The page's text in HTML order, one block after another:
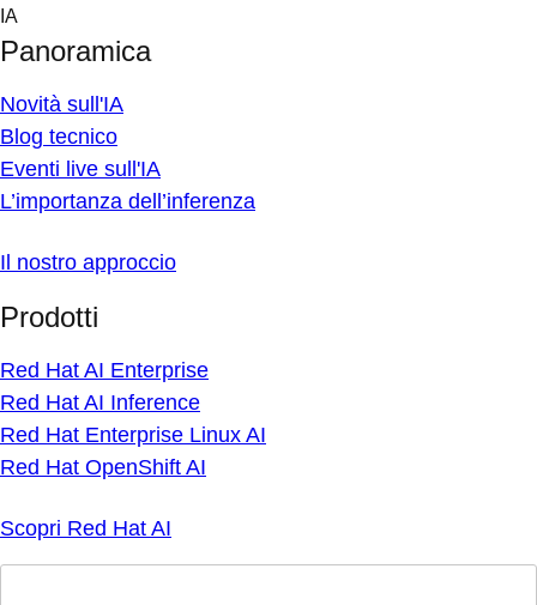
Skip
content
IA
Panoramica
Novità sull'IA
Blog tecnico
Eventi live sull'IA
L’importanza dell’inferenza
Il nostro approccio
Prodotti
Red Hat AI Enterprise
Red Hat AI Inference
Red Hat Enterprise Linux AI
Red Hat OpenShift AI
Scopri Red Hat AI